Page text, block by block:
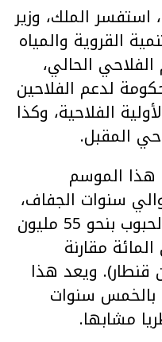
الملك، وزير
القروية والمياه
الحالي،
لدعم الفلاحين
الفلاحية، وكذا
المقبل.
هذا الموسم
سنوات الجفاف،
من المتوقع أن يقدر إنتاج الحبوب بنحو 55 مليون
قدرها 62 في المائة مقارنة
(34 مليون قنطار). ويعد هذا
بالخمس سنوات
مشابها.